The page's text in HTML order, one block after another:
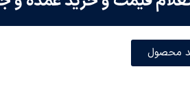
محصول